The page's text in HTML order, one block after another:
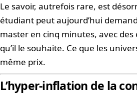
Le savoir, autrefois rare, est
étudiant peut aujourd’hui
master en cinq minutes, avec
qu’il le souhaite. Ce que les
même prix.
L’hyper-inflation de la